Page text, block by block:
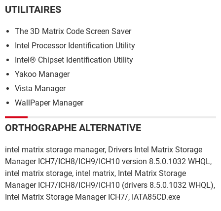
UTILITAIRES
The 3D Matrix Code Screen Saver
Intel Processor Identification Utility
Intel® Chipset Identification Utility
Yakoo Manager
Vista Manager
WallPaper Manager
ORTHOGRAPHE ALTERNATIVE
intel matrix storage manager, Drivers Intel Matrix Storage
Manager ICH7/ICH8/ICH9/ICH10 version 8.5.0.1032 WHQL,
intel matrix storage, intel matrix, Intel Matrix Storage
Manager ICH7/ICH8/ICH9/ICH10 (drivers 8.5.0.1032 WHQL),
Intel Matrix Storage Manager ICH7/, IATA85CD.exe